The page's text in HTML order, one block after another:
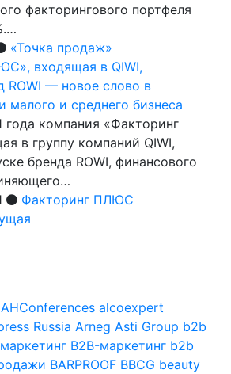
факторингового портфеля
«Точка продаж»
входящая в QIWI,
ROWI — новое слово в
малого и среднего бизнеса
года компания «Факторинг
в группу компаний QIWI,
бренда ROWI, финансового
Факторинг ПЛЮС
AHConferences alcoexpert
Russia Arneg Asti Group b2b
B2B-маркетинг b2b
BARPROOF BBCG beauty